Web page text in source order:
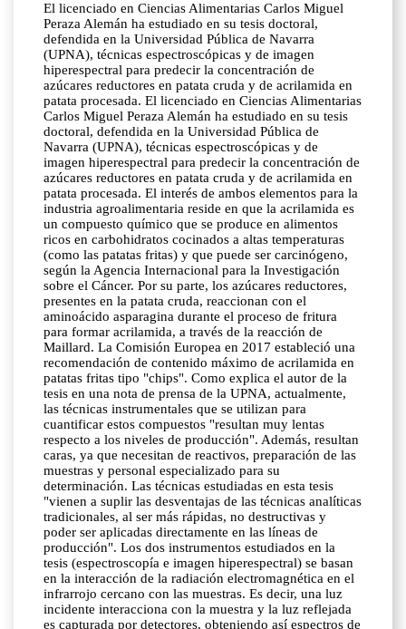
El licenciado en Ciencias Alimentarias Carlos Miguel
Peraza Alemán ha estudiado en su tesis doctoral,
defendida en la Universidad Pública de Navarra
(UPNA), técnicas espectroscópicas y de imagen
hiperespectral para predecir la concentración de
azúcares reductores en patata cruda y de acrilamida en
patata procesada. El licenciado en Ciencias Alimentarias
Carlos Miguel Peraza Alemán ha estudiado en su tesis
doctoral, defendida en la Universidad Pública de
Navarra (UPNA), técnicas espectroscópicas y de
imagen hiperespectral para predecir la concentración de
azúcares reductores en patata cruda y de acrilamida en
patata procesada. El interés de ambos elementos para la
industria agroalimentaria reside en que la acrilamida es
un compuesto químico que se produce en alimentos
ricos en carbohidratos cocinados a altas temperaturas
(como las patatas fritas) y que puede ser carcinógeno,
según la Agencia Internacional para la Investigación
sobre el Cáncer. Por su parte, los azúcares reductores,
presentes en la patata cruda, reaccionan con el
aminoácido asparagina durante el proceso de fritura
para formar acrilamida, a través de la reacción de
Maillard. La Comisión Europea en 2017 estableció una
recomendación de contenido máximo de acrilamida en
patatas fritas tipo "chips". Como explica el autor de la
tesis en una nota de prensa de la UPNA, actualmente,
las técnicas instrumentales que se utilizan para
cuantificar estos compuestos "resultan muy lentas
respecto a los niveles de producción". Además, resultan
caras, ya que necesitan de reactivos, preparación de las
muestras y personal especializado para su
determinación. Las técnicas estudiadas en esta tesis
"vienen a suplir las desventajas de las técnicas analíticas
tradicionales, al ser más rápidas, no destructivas y
poder ser aplicadas directamente en las líneas de
producción". Los dos instrumentos estudiados en la
tesis (espectroscopía e imagen hiperespectral) se basan
en la interacción de la radiación electromagnética en el
infrarrojo cercano con las muestras. Es decir, una luz
incidente interacciona con la muestra y la luz reflejada
es capturada por detectores, obteniendo así espectros de